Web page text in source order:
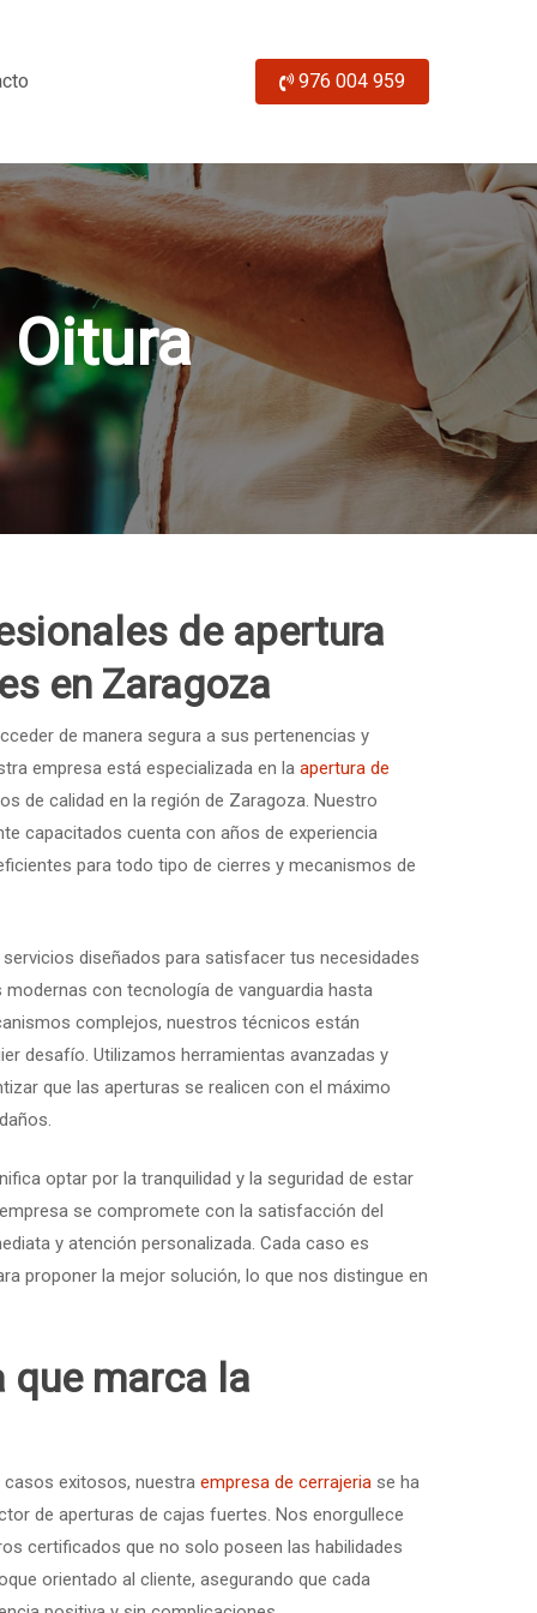
976 004 959
de apertura
en Zaragoza
de manera segura a sus pertenencias y
empresa está especializada en la apertura de
de calidad en la región de Zaragoza. Nuestro
capacitados cuenta con años de experiencia
para todo tipo de cierres y mecanismos de
diseñados para satisfacer tus necesidades
con tecnología de vanguardia hasta
complejos, nuestros técnicos están
desafío. Utilizamos herramientas avanzadas y
que las aperturas se realicen con el máximo
optar por la tranquilidad y la seguridad de estar
se compromete con la satisfacción del
y atención personalizada. Cada caso es
proponer la mejor solución, lo que nos distingue en
que marca la
exitosos, nuestra empresa de cerrajeriase ha
de aperturas de cajas fuertes. Nos enorgullece
certificados que no solo poseen las habilidades
orientado al cliente, asegurando que cada